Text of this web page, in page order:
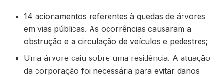
14 acionamentos referentes à quedas de árvores
em vias públicas. As ocorrências causaram a
obstrução e a circulação de veículos e pedestres;
Uma árvore caiu sobre uma residência. A atuação
da corporação foi necessária para evitar danos